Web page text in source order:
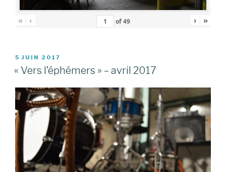
« ‹ of49 › »
PUBLIÉ
LE
5 JUIN 2017
« Vers l’éphémers » – avril 2017